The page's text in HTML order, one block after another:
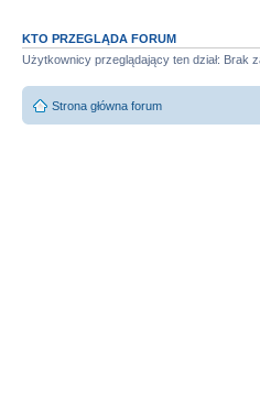
KTO PRZEGLĄDA FORUM
Użytkownicy przeglądający ten dział: Brak
Strona główna forum